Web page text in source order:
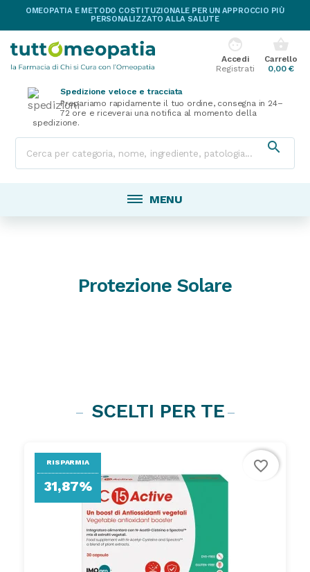
OMEOPATIA E METODO COSTITUZIONALE PER UN APPROCCIO PIÙ
PERSONALIZZATO ALLA SALUTE
shopping_basket
Carrello
0,00 €
face
Accedi
Registrati
Spedizione veloce e tracciata
Prepariamo rapidamente il tuo ordine, consegna in 24–
72 ore e riceverai una notifica al momento della
spedizione.

MENU
Protezione Solare
SCELTI PER TE
RISPARMIA
31,87%
favorite_border